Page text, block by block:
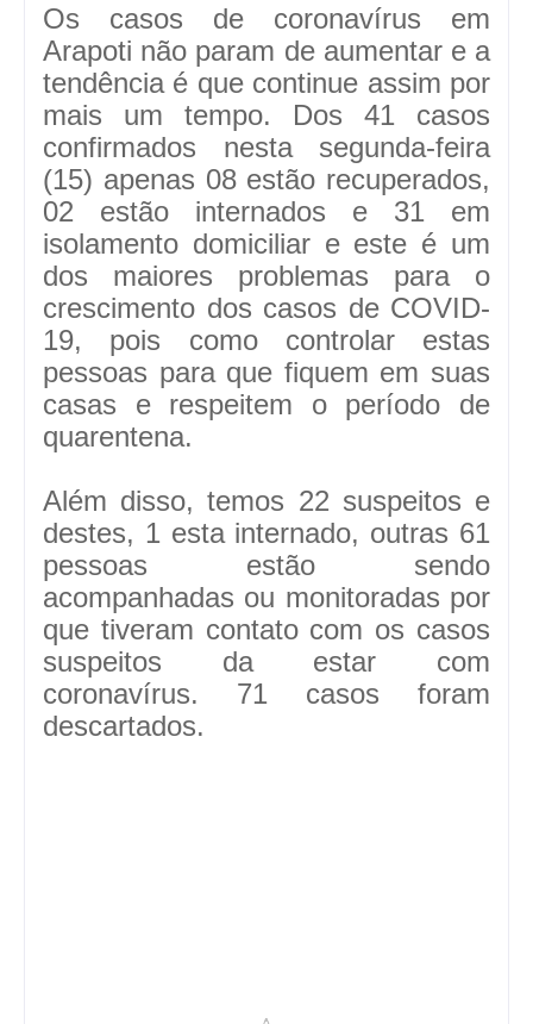
Os casos de coronavírus em
Arapoti não param de aumentar e a
tendência é que continue assim por
mais um tempo. Dos 41 casos
confirmados nesta segunda-feira
(15) apenas 08 estão recuperados,
02 estão internados e 31 em
isolamento domiciliar e este é um
dos maiores problemas para o
crescimento dos casos de COVID-
19, pois como controlar estas
pessoas para que fiquem em suas
casas e respeitem o período de
quarentena.
Além disso, temos 22 suspeitos e
destes, 1 esta internado, outras 61
pessoas estão sendo
acompanhadas ou monitoradas por
que tiveram contato com os casos
suspeitos da estar com
coronavírus. 71 casos foram
descartados.